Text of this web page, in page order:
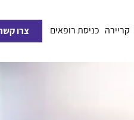
קריירה כניסת רופאים צרו